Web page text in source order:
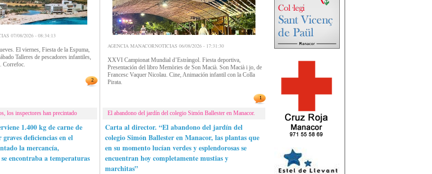
07/08/2026 - 08:34:13
El viernes, Fiesta de la Espuma,
Talleres de pescadores infantiles,
Correfoc.
2
AGENCIA MANACORNOTICIAS 06/08/2026 - 17:31:30
XXVI Campionat Mundial d’Estràngol. Fiesta deportiva,
Presentación del libro Memòries de Son Macià. Son Macià i jo, de
Francesc Vaquer Nicolau. Cine, Animación infantil con la Colla
Pirata.
1
los inspectores han precintado
1.400 kg de carne de
deficiencias en el
la mercancía,
encontraba a temperaturas
El abandono del jardín del colegio Simón Ballester en Manacor.
Carta al director. “El abandono del jardín del
colegio Simón Ballester en Manacor, las plantas que
en su momento lucían verdes y esplendorosas se
encuentran hoy completamente mustias y
marchitas”